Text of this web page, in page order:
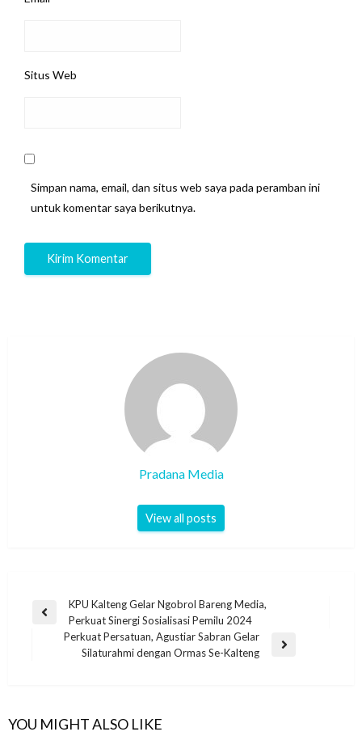
Situs Web
Simpan nama, email, dan situs web saya pada peramban ini
untuk komentar saya berikutnya.
Pradana Media
View all posts
KPU Kalteng Gelar Ngobrol Bareng Media,
Perkuat Sinergi Sosialisasi Pemilu 2024
Perkuat Persatuan, Agustiar Sabran Gelar
Silaturahmi dengan Ormas Se-Kalteng
YOU MIGHT ALSO LIKE